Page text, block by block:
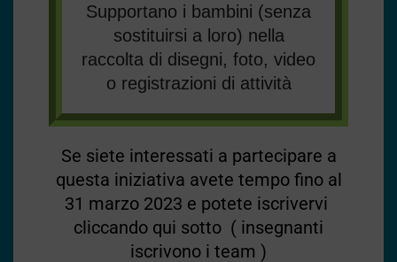
Supportano i bambini (senza
sostituirsi a loro) nella
raccolta di disegni, foto, video
o registrazioni di attività
Se siete interessati a partecipare a
questa iniziativa avete tempo fino al
31 marzo 2023 e potete iscrivervi
cliccando qui sotto ( insegnanti
iscrivono i team )